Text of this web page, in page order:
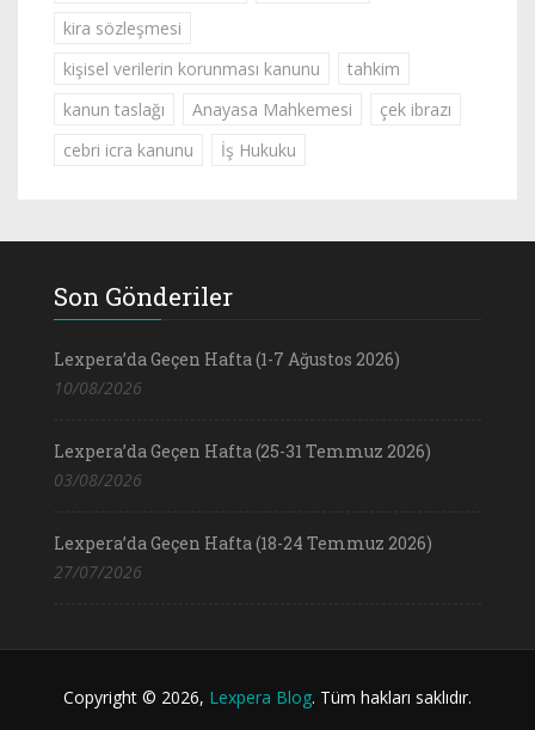
kira sözleşmesi
kişisel verilerin korunması kanunu
tahkim
kanun taslağı
Anayasa Mahkemesi
çek ibrazı
cebri icra kanunu
İş Hukuku
Son Gönderiler
Lexpera’da Geçen Hafta (1-7 Ağustos 2026)
10/08/2026
Lexpera’da Geçen Hafta (25-31 Temmuz 2026)
03/08/2026
Lexpera’da Geçen Hafta (18-24 Temmuz 2026)
27/07/2026
Copyright © 2026, Lexpera Blog. Tüm hakları saklıdır.